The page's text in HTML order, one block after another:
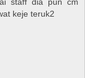
keje teruk2